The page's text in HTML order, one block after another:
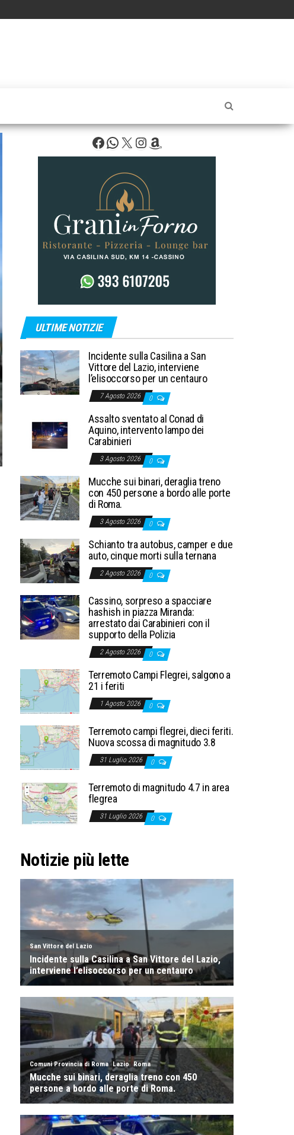
Facebook
WhatsApp
X Instagram
Amazon
ULTIME NOTIZIE
Incidente sulla Casilina a San
Vittore del Lazio, interviene
l’elisoccorso per un centauro
7 Agosto 2026 0
Assalto sventato al Conad di
Aquino, intervento lampo dei
Carabinieri
3 Agosto 2026 0
Mucche sui binari, deraglia treno
con 450 persone a bordo alle porte
di Roma.
3 Agosto 2026 0
Schianto tra autobus, camper e due
auto, cinque morti sulla ternana
2 Agosto 2026 0
Cassino, sorpreso a spacciare
hashish in piazza Miranda:
arrestato dai Carabinieri con il
supporto della Polizia
2 Agosto 2026 0
Terremoto Campi Flegrei, salgono a
21 i feriti
1 Agosto 2026 0
Terremoto campi flegrei, dieci feriti.
Nuova scossa di magnitudo 3.8
31 Luglio 2026 0
Terremoto di magnitudo 4.7 in area
flegrea
31 Luglio 2026 0
Notizie più lette